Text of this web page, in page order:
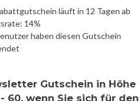
läuft in 12 Tagen ab
14%
haben diesen Gutschein
Gutschein in Höhe
60, wenn Sie sich für den